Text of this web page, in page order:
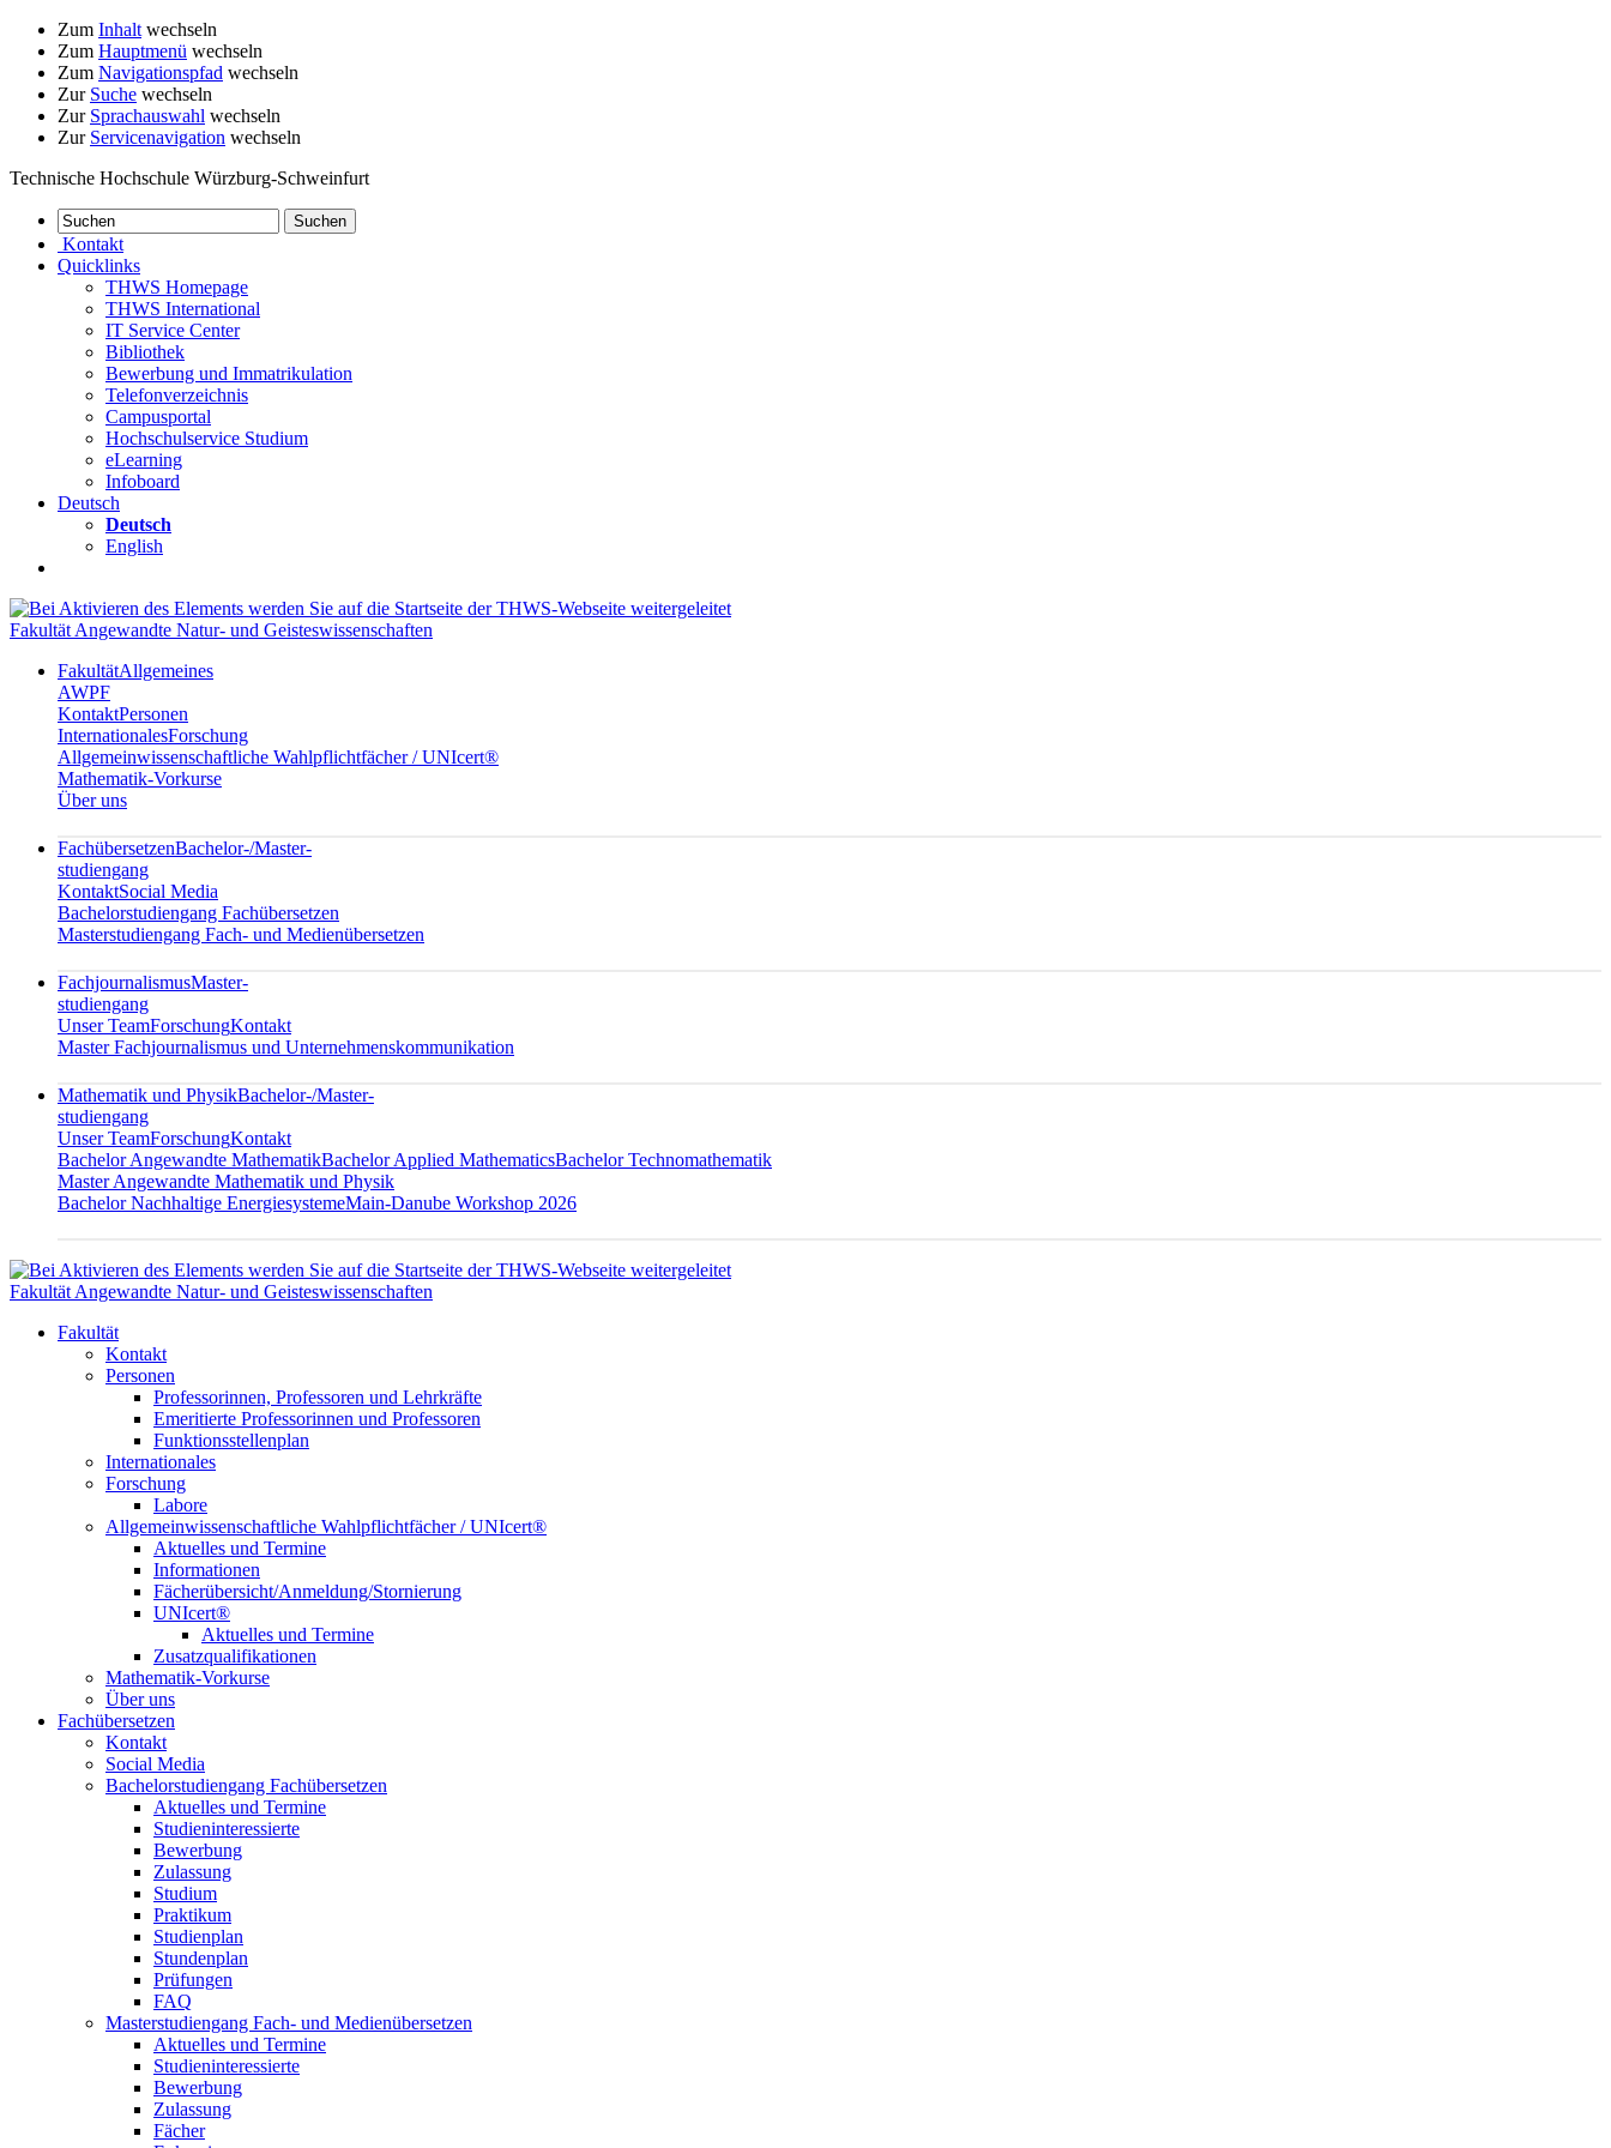
Zum Inhalt wechseln
Zum Hauptmenü wechseln
Zum Navigationspfad wechseln
Zur Suche wechseln
Zur Sprachauswahl wechseln
Zur Servicenavigation wechseln
Technische Hochschule Würzburg-Schweinfurt
Kontakt
Quicklinks
THWS Homepage
THWS International
IT Service Center
Bibliothek
Bewerbung und Immatrikulation
Telefonverzeichnis
Campusportal
Hochschulservice Studium
eLearning
Infoboard
Deutsch
Deutsch
English
Fakultät Angewandte Natur- und Geisteswissenschaften
FakultätAllgemeines
AWPF
KontaktPersonen
InternationalesForschung
Allgemeinwissenschaftliche Wahlpflichtfächer / UNIcert®
Mathematik-Vorkurse
Über uns
FachübersetzenBachelor-/Master-
studiengang
KontaktSocial Media
Bachelorstudiengang Fachübersetzen
Masterstudiengang Fach- und Medienübersetzen
FachjournalismusMaster-
studiengang
Unser TeamForschungKontakt
Master Fachjournalismus und Unternehmenskommunikation
Mathematik und PhysikBachelor-/Master-
studiengang
Unser TeamForschungKontakt
Bachelor Angewandte MathematikBachelor Applied MathematicsBachelor Technomathematik
Master Angewandte Mathematik und Physik
Bachelor Nachhaltige EnergiesystemeMain-Danube Workshop 2026
Fakultät Angewandte Natur- und Geisteswissenschaften
Fakultät
Kontakt
Personen
Professorinnen, Professoren und Lehrkräfte
Emeritierte Professorinnen und Professoren
Funktionsstellenplan
Internationales
Forschung
Labore
Allgemeinwissenschaftliche Wahlpflichtfächer / UNIcert®
Aktuelles und Termine
Informationen
Fächerübersicht/Anmeldung/Stornierung
UNIcert®
Aktuelles und Termine
Zusatzqualifikationen
Mathematik-Vorkurse
Über uns
Fachübersetzen
Kontakt
Social Media
Bachelorstudiengang Fachübersetzen
Aktuelles und Termine
Studieninteressierte
Bewerbung
Zulassung
Studium
Praktikum
Studienplan
Stundenplan
Prüfungen
FAQ
Masterstudiengang Fach- und Medienübersetzen
Aktuelles und Termine
Studieninteressierte
Bewerbung
Zulassung
Fächer